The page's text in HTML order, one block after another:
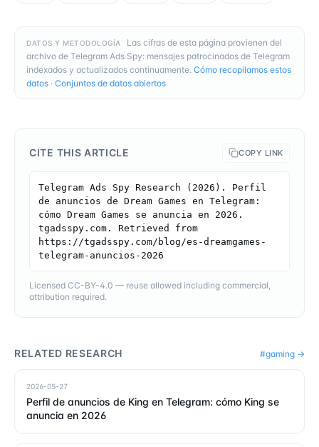
DATOS Y METODOLOGÍA
Las cifras de esta página provienen del
archivo de Telegram Ads Spy: mensajes patrocinados de Telegram
indexados y actualizados continuamente. Cómo recopilamos estos
datos · Conjuntos de datos abiertos
CITE THIS ARTICLE COPY LINK
Telegram Ads Spy Research (2026). Perfil
de anuncios de Dream Games en Telegram:
cómo Dream Games se anuncia en 2026.
tgadsspy.com. Retrieved from
https://tgadsspy.com/blog/es-dreamgames-
telegram-anuncios-2026
Licensed CC-BY-4.0 — reuse allowed including commercial,
attribution required.
RELATED RESEARCH #gaming →
2026-05-27
Perfil de anuncios de King en Telegram: cómo King se
anuncia en 2026